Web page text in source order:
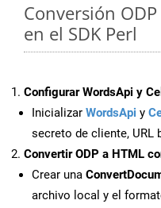
Conversión
en el SDK Perl
Configurar WordsApi y
Inicializar WordsApi y
secreto de cliente, URL
Convertir ODP a HTML
Crear una
archivo local y el